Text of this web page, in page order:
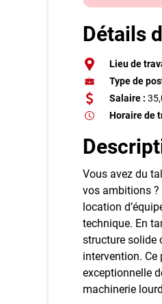
Détails
Lieu de
Type de
Salaire :
Horaire de
Vous avez du
vos ambitions ?
location
technique. En
structure solide
intervention.
exceptionnelle
machinerie